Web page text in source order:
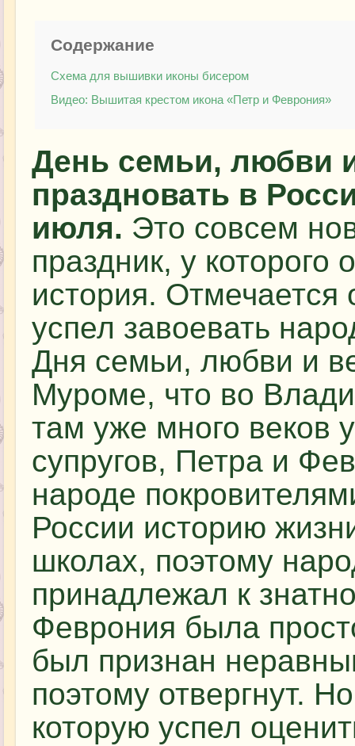
Содержание
Схема для вышивки иконы бисером
Видео: Вышитая крестом икона «Петр и Феврония»
День семьи, любви
праздновать в
июля. Это совсем
праздник, у которого
история. Отмечается
успел завоевать
Дня семьи, любви и
Муроме, что во
там уже много веков
супругов, Петра и
народе
России историю
школах, поэтому
принадлежал к
Феврония была
был признан
поэтому отвергнут.
которую успел